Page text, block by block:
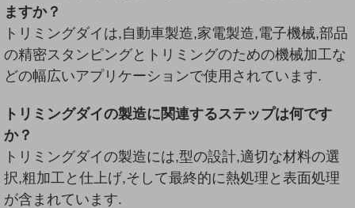
ますか？
トリミングダイは,自動車製造,家電製造,電子機械,部品
の精密スタンピングとトリミングのための機械加工な
どの幅広いアプリケーションで使用されています.
トリミングダイの製造に関連するステップは何です
か？
トリミングダイの製造には,型の設計,適切な材料の選
択,粗加工と仕上げ,そして最終的に熱処理と表面処理
が含まれています.